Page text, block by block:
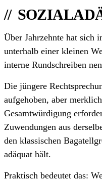
Über Jahrzehnte hat sich
unterhalb einer kleinen
interne Rundschreiben
Die jüngere
aufgehoben, aber
Gesamt­würdigung
Zuwendungen aus
den klassischen
adäquat hält.
Praktisch bedeutet das: